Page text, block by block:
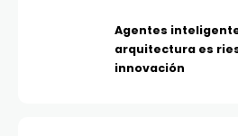
Agentes
arquitectura es
innovación